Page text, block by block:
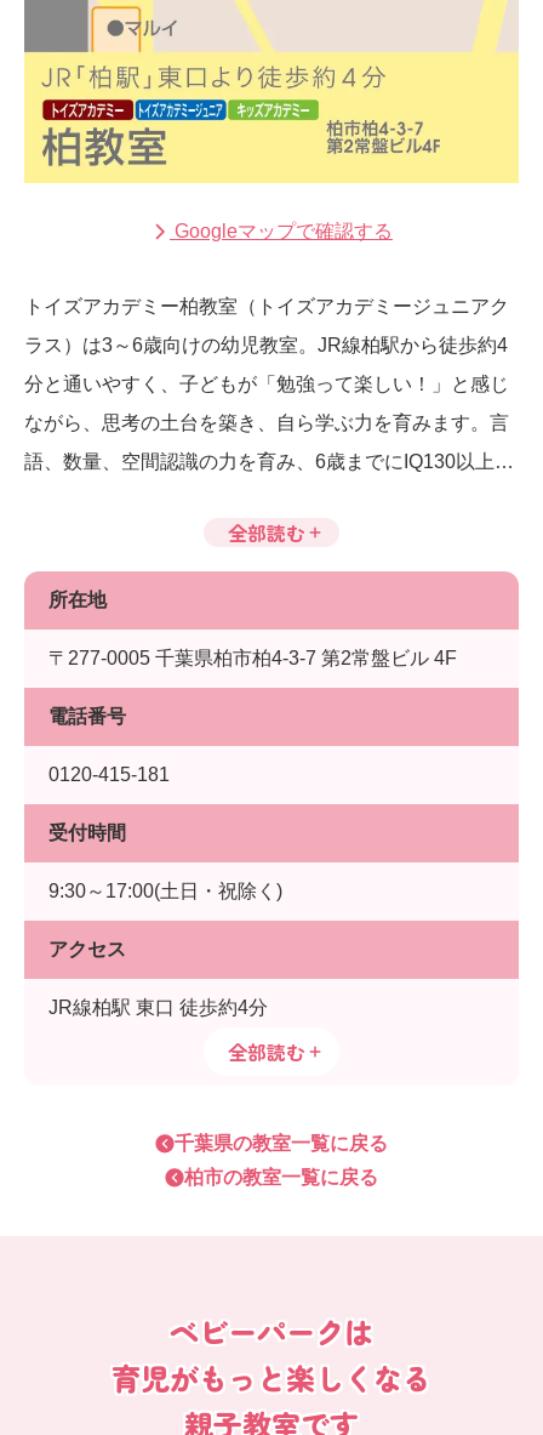
Googleマップで確認する
トイズアカデミー柏教室（トイズアカデミージュニアク
ラス）は3～6歳向けの幼児教室。JR線柏駅から徒歩約4
分と通いやすく、子どもが「勉強って楽しい！」と感じ
ながら、思考の土台を築き、自ら学ぶ力を育みます。言
語、数量、空間認識の力を育み、6歳までにIQ130以上を
全部読む
所在地
〒277-0005 千葉県柏市柏4-3-7 第2常盤ビル 4F
電話番号
0120-415-181
受付時間
9:30～17:00(土日・祝除く)
アクセス
JR線柏駅 東口 徒歩約4分
全部読む
千葉県の教室一覧に戻る
柏市の教室一覧に戻る
ベビーパークは
育児がもっと楽しくなる
親子教室です